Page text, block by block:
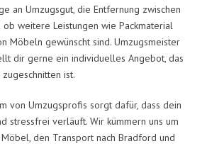
an Umzugsgut, die Entfernung zwischen
weitere Leistungen wie Packmaterial
Möbeln gewünscht sind. Umzugsmeister
dir gerne ein individuelles Angebot, das
ist.
von Umzugsprofis sorgt dafür, dass dein
stressfrei verläuft. Wir kümmern uns um
den Transport nach Bradford und